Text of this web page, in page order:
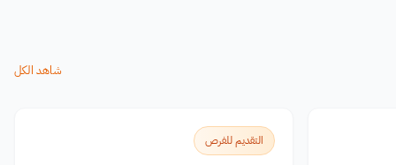
شاهد الكل
التقديم للفرص